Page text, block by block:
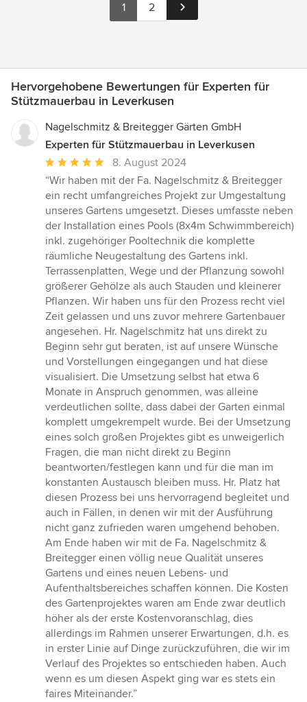
1 2
Hervorgehobene Bewertungen für Experten für
Stützmauerbau in Leverkusen
Nagelschmitz & Breitegger Gärten GmbH
Experten für Stützmauerbau in Leverkusen
Durchschnittliche
Bewertung:
5
von
5
Sternen
8. August 2024
“Wir haben mit der Fa. Nagelschmitz & Breitegger
ein recht umfangreiches Projekt zur Umgestaltung
unseres Gartens umgesetzt. Dieses umfasste neben
der Installation eines Pools (8x4m Schwimmbereich)
inkl. zugehöriger Pooltechnik die komplette
räumliche Neugestaltung des Gartens inkl.
Terrassenplatten, Wege und der Pflanzung sowohl
größerer Gehölze als auch Stauden und kleinerer
Pflanzen. Wir haben uns für den Prozess recht viel
Zeit gelassen und uns zuvor mehrere Gartenbauer
angesehen. Hr. Nagelschmitz hat uns direkt zu
Beginn sehr gut beraten, ist auf unsere Wünsche
und Vorstellungen eingegangen und hat diese
visualisiert. Die Umsetzung selbst hat etwa 6
Monate in Anspruch genommen, was alleine
verdeutlichen sollte, dass dabei der Garten einmal
komplett umgekrempelt wurde. Bei der Umsetzung
eines solch großen Projektes gibt es unweigerlich
Fragen, die man nicht direkt zu Beginn
beantworten/festlegen kann und für die man im
konstanten Austausch bleiben muss. Hr. Platz hat
diesen Prozess bei uns hervorragend begleitet und
auch in Fällen, in denen wir mit der Ausführung
nicht ganz zufrieden waren umgehend behoben.
Am Ende haben wir mit de Fa. Nagelschmitz &
Breitegger einen völlig neue Qualität unseres
Gartens und eines neuen Lebens- und
Aufenthaltsbereiches schaffen können. Die Kosten
des Gartenprojektes waren am Ende zwar deutlich
höher als der erste Kostenvoranschlag, dies
allerdings im Rahmen unserer Erwartungen, d.h. es
in erster Linie auf Dinge zurückzuführen, die wir im
Verlauf des Projektes so entschieden haben. Auch
wenn es um diesen Aspekt ging war es stets ein
faires Miteinander.”